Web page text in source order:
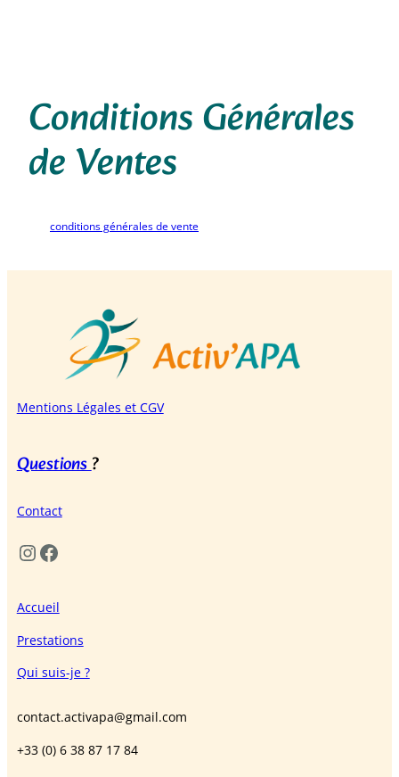
Conditions Générales
de Ventes
conditions générales de vente
Mentions Légales et CGV
Questions?
Contact
InstagramFacebook
Accueil
Prestations
Qui suis-je ?
contact.activapa@gmail.com
+33 (0) 6 38 87 17 84